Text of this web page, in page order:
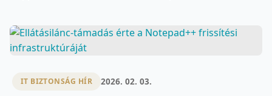
IT BIZTONSÁG HÍR 2026. 02. 03.